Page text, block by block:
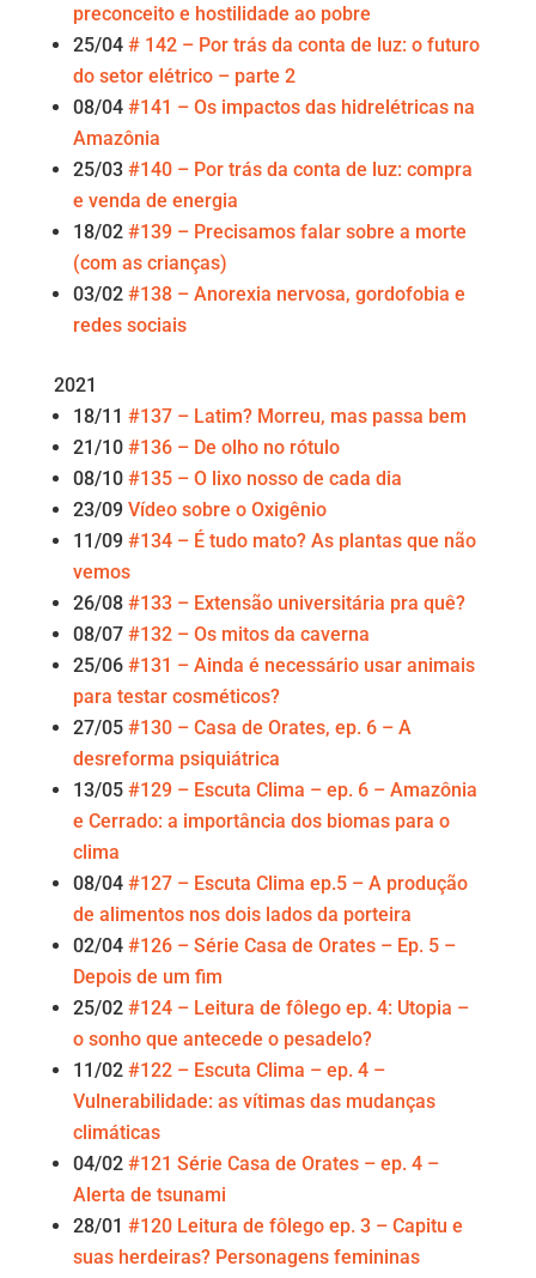
preconceito e hostilidade ao pobre
25/04 # 142 – Por trás da conta de luz: o futuro
do setor elétrico – parte 2
08/04 #141 – Os impactos das hidrelétricas na
Amazônia
25/03 #140 – Por trás da conta de luz: compra
e venda de energia
18/02 #139 – Precisamos falar sobre a morte
(com as crianças)
03/02 #138 – Anorexia nervosa, gordofobia e
redes sociais
2021
18/11 #137 – Latim? Morreu, mas passa bem
21/10 #136 – De olho no rótulo
08/10 #135 – O lixo nosso de cada dia
23/09 Vídeo sobre o Oxigênio
11/09 #134 – É tudo mato? As plantas que não
vemos
26/08 #133 – Extensão universitária pra quê?
08/07 #132 – Os mitos da caverna
25/06 #131 – Ainda é necessário usar animais
para testar cosméticos?
27/05 #130 – Casa de Orates, ep. 6 – A
desreforma psiquiátrica
13/05 #129 – Escuta Clima – ep. 6 – Amazônia
e Cerrado: a importância dos biomas para o
clima
08/04 #127 – Escuta Clima ep.5 – A produção
de alimentos nos dois lados da porteira
02/04 #126 – Série Casa de Orates – Ep. 5 –
Depois de um fim
25/02 #124 – Leitura de fôlego ep. 4: Utopia –
o sonho que antecede o pesadelo?
11/02 #122 – Escuta Clima – ep. 4 –
Vulnerabilidade: as vítimas das mudanças
climáticas
04/02 #121 Série Casa de Orates – ep. 4 –
Alerta de tsunami
28/01 #120 Leitura de fôlego ep. 3 – Capitu e
suas herdeiras? Personagens femininas